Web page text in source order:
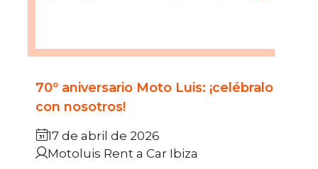
70º aniversario Moto Luis: ¡celébralo
con nosotros!
17 de abril de 2026
Motoluis Rent a Car Ibiza